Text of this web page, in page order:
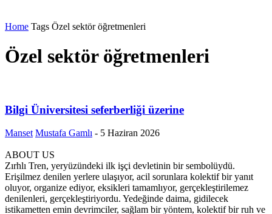
Home Tags Özel sektör öğretmenleri
Özel sektör öğretmenleri
Bilgi Üniversitesi seferberliği üzerine
Manset Mustafa Gamlı - 5 Haziran 2026
ABOUT US
Zırhlı Tren, yeryüzündeki ilk işçi devletinin bir sembolüydü.
Erişilmez denilen yerlere ulaşıyor, acil sorunlara kolektif bir yanıt
oluyor, organize ediyor, eksikleri tamamlıyor, gerçekleştirilemez
denilenleri, gerçekleştiriyordu. Yedeğinde daima, gidilecek
istikametten emin devrimciler, sağlam bir yöntem, kolektif bir ruh ve